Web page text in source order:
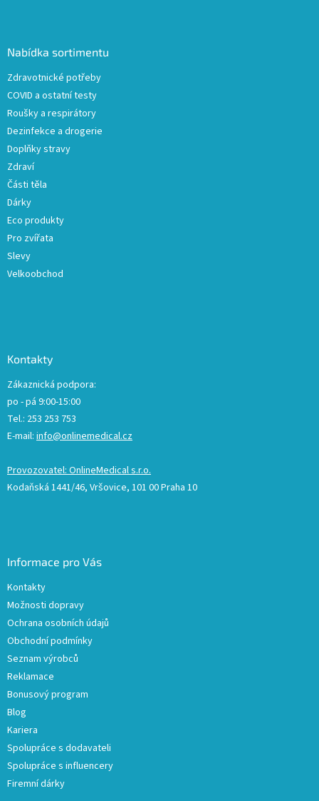
Nabídka sortimentu
Zdravotnické potřeby
COVID a ostatní testy
Roušky a respirátory
Dezinfekce a drogerie
Doplňky stravy
Zdraví
Části těla
Dárky
Eco produkty
Pro zvířata
Slevy
Velkoobchod
Kontakty
Zákaznická podpora:
po - pá 9:00-15:00
Tel.: 253 253 753
E-mail: info@onlinemedical.cz
Provozovatel: OnlineMedical s.r.o.
Kodaňská 1441/46, Vršovice, 101 00 Praha 10
Informace pro Vás
Kontakty
Možnosti dopravy
Ochrana osobních údajů
Obchodní podmínky
Seznam výrobců
Reklamace
Bonusový program
Blog
Kariera
Spolupráce s dodavateli
Spolupráce s influencery
Firemní dárky